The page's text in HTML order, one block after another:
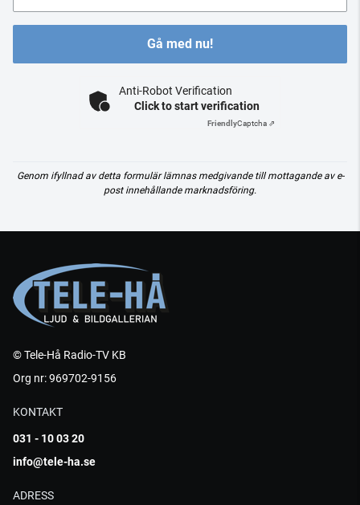
Gå med nu!
Anti-Robot Verification
Click to start verification
FriendlyCaptcha ⇗
Genom ifyllnad av detta formulär lämnas medgivande till mottagande av e-
post innehållande marknadsföring.
© Tele-Hå Radio-TV KB
Org nr: 969702-9156
KONTAKT
031 - 10 03 20
info@tele-ha.se
ADRESS